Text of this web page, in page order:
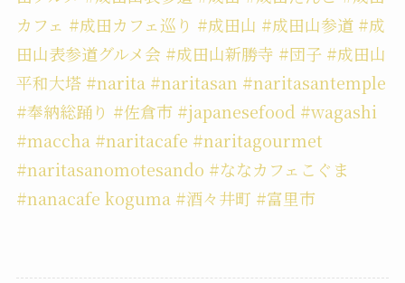
カフェ #成田カフェ巡り #成田山 #成田山参道 #成
田山表参道グルメ会 #成田山新勝寺 #団子 #成田山
平和大塔 #narita #naritasan #naritasantemple
#奉納総踊り #佐倉市 #japanesefood #wagashi
#maccha #naritacafe #naritagourmet
#naritasanomotesando #ななカフェこぐま
#nanacafe koguma #酒々井町 #富里市